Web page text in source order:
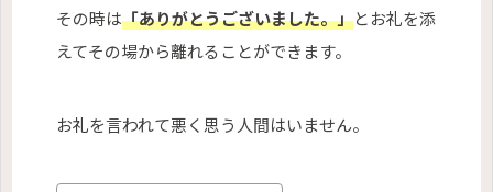
その時は「ありがとうございました。」とお礼を添
えてその場から離れることができます。
お礼を言われて悪く思う人間はいません。